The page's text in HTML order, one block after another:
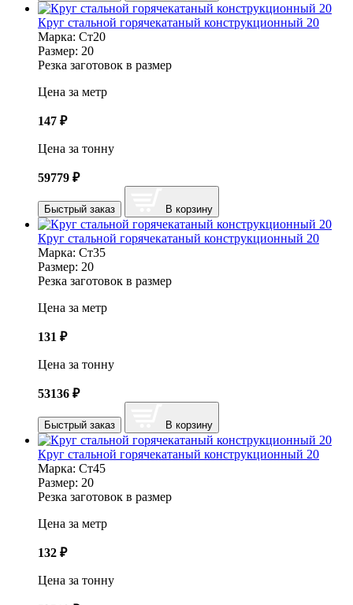
Круг стальной горячекатаный конструкционный 20
Марка: Ст20
Размер: 20
Резка заготовок в размер
Цена за метр
147 ₽
Цена за тонну
59779 ₽
Быстрый заказ В корзину
Круг стальной горячекатаный конструкционный 20
Марка: Ст35
Размер: 20
Резка заготовок в размер
Цена за метр
131 ₽
Цена за тонну
53136 ₽
Быстрый заказ В корзину
Круг стальной горячекатаный конструкционный 20
Марка: Ст45
Размер: 20
Резка заготовок в размер
Цена за метр
132 ₽
Цена за тонну